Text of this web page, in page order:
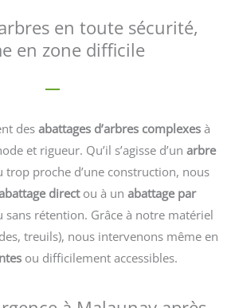
en toute sécurité,
en zone difficile
des abattages d’arbres complexes à
et rigueur. Qu’il s’agisse d’un arbre
trop proche d’une construction, nous
directou à un abattage par
sans rétention. Grâce à notre matériel
treuils), nous intervenons même en
ou difficilement accessibles.